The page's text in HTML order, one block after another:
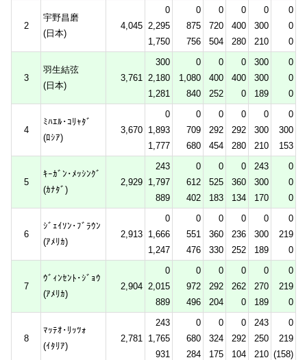
2
宇野昌磨
(日本)
4,045
0
2,295
1,750
0
875
756
0
720
504
0
400
280
0
300
210
0
0
0
3
羽生結弦
(日本)
3,761
300
2,180
1,281
0
1,080
840
0
400
252
0
400
0
300
300
189
0
0
0
4
ﾐﾊｴﾙ･ｺﾘｬﾀﾞ
(ﾛｼｱ)
3,670
0
1,893
1,777
0
709
680
0
292
454
0
292
280
0
300
210
0
300
153
5
ｷｰｶﾞﾝ･ﾒｯｼﾝｸﾞ
(ｶﾅﾀﾞ)
2,929
243
1,797
889
0
612
402
0
525
183
0
360
134
243
300
170
0
0
0
6
ｼﾞｪｲｿﾝ･ﾌﾞﾗｳﾝ
(ｱﾒﾘｶ)
2,913
0
1,666
1,247
0
551
476
0
360
330
0
236
252
0
300
189
0
219
0
7
ｳﾞｨﾝｾﾝﾄ･ｼﾞｮｳ
(ｱﾒﾘｶ)
2,904
0
2,015
889
0
972
496
0
292
204
0
262
0
0
270
189
0
219
0
8
ﾏｯﾃｵ･ﾘｯﾂｫ
(ｲﾀﾘｱ)
2,781
243
1,765
931
0
680
284
0
324
175
0
292
104
243
250
210
0
219
(158)